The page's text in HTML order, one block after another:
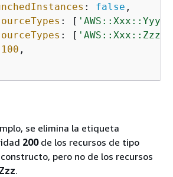
: false ,
: [ 'AWS::Xxx::Yyy'
: [ 'AWS::Xxx::Zzz'
100 ,
se elimina la etiqueta
200de los recursos de tipo
pero no de los recursos
.